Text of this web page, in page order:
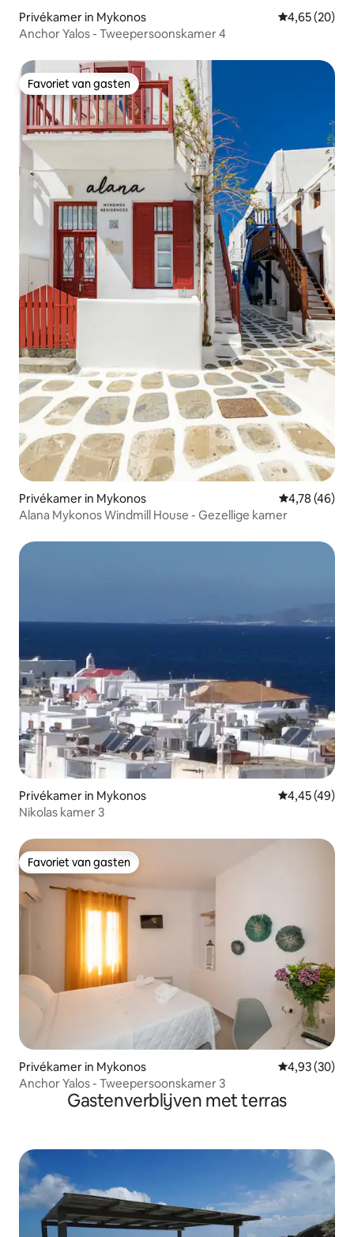
Privékamer in Mykonos Gemiddelde
4,65 (20)
Anchor Yalos - Tweepersoonskamer 4
Favoriet van gasten
Favoriet van gasten
Privékamer in Mykonos Gemiddelde
4,78 (46)
Alana Mykonos Windmill House - Gezellige kamer
Privékamer in Mykonos Gemiddelde
4,45 (49)
Nikolas kamer 3
Favoriet van gasten
Favoriet van gasten
Privékamer in Mykonos Gemiddelde
4,93 (30)
Anchor Yalos - Tweepersoonskamer 3
Gastenverblijven met terras